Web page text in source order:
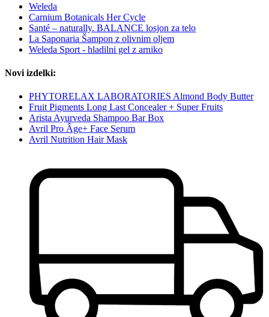
Weleda
Carnium Botanicals Her Cycle
Santé – naturally. BALANCE losjon za telo
La Saponaria Šampon z olivnim oljem
Weleda Sport - hladilni gel z arniko
Novi izdelki:
PHYTORELAX LABORATORIES Almond Body Butter
Fruit Pigments Long Last Concealer + Super Fruits
Arista Ayurveda Shampoo Bar Box
Avril Pro Âge+ Face Serum
Avril Nutrition Hair Mask